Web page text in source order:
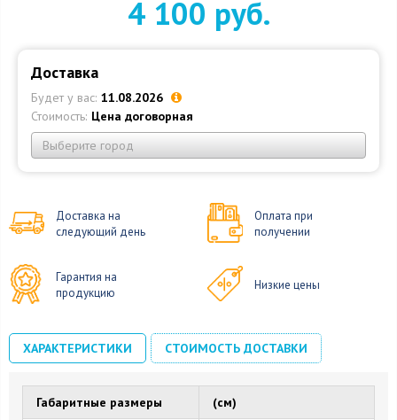
4 100 руб.
Доставка
Будет у вас: 11.08.2026
Стоимость: Цена договорная
Выберите город
Доставка на
следующий день
Оплата при
получении
Гарантия на
продукцию
Низкие цены
ХАРАКТЕРИСТИКИ СТОИМОСТЬ ДОСТАВКИ
Габаритные размеры (см)